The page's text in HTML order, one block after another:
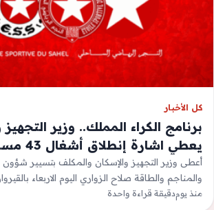
كل الأخبار
برنامج الكراء المملك.. وزير التجهيز
يعطي
بالقيروان
أعطى وزير التجهيز والإسكان والمكلف بتسيير شؤون
والمناجم والطاقة صلاح الزواري اليوم الاربعاء
مشروع انجاز 43 وحدة…
منذ يومدقيقة قراءة واحدة